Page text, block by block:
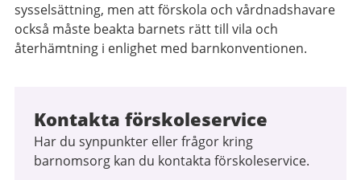
sysselsättning, men att förskola och vårdnadshavare
också måste beakta barnets rätt till vila och
återhämtning i enlighet med barnkonventionen.
Kontakta förskoleservice
Har du synpunkter eller frågor kring
barnomsorg kan du kontakta förskoleservice.